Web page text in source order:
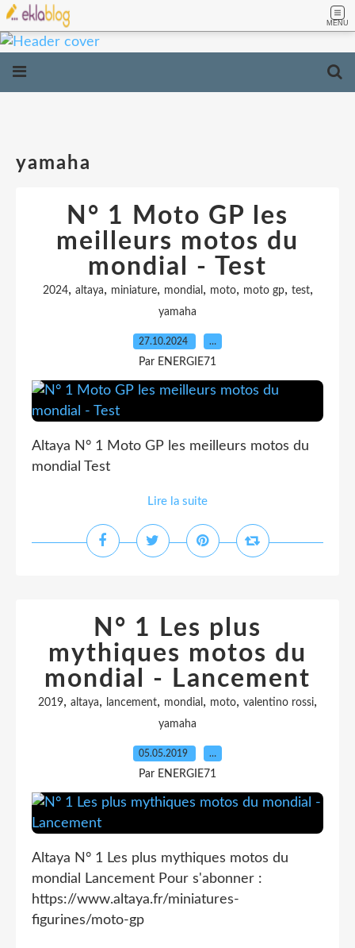
MENU
yamaha
N° 1 Moto GP les
meilleurs motos du
mondial - Test
2024, altaya, miniature, mondial , moto, moto gp, test,
yamaha
27.10.2024 …
Par ENERGIE71
Altaya N° 1 Moto GP les meilleurs motos du
mondial Test
Lire la suite
N° 1 Les plus
mythiques motos du
mondial - Lancement
2019, altaya, lancement, mondial , moto, valentino rossi,
yamaha
05.05.2019 …
Par ENERGIE71
Altaya N° 1 Les plus mythiques motos du
mondial Lancement Pour s'abonner :
https://www.altaya.fr/miniatures-
figurines/moto-gp